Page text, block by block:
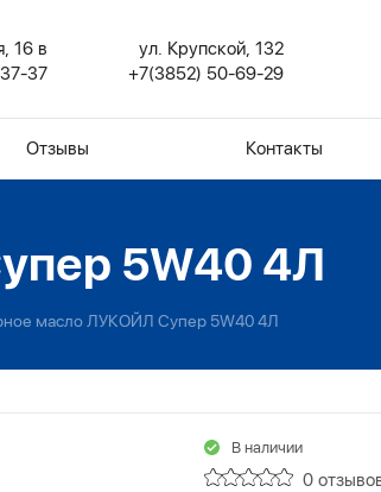
16 в
37
ул. Крупской, 132
+7(3852) 50-69-29
Отзывы Контакты
5W40 4Л
масло ЛУКОЙЛ Супер 5W40 4Л
В наличии
0